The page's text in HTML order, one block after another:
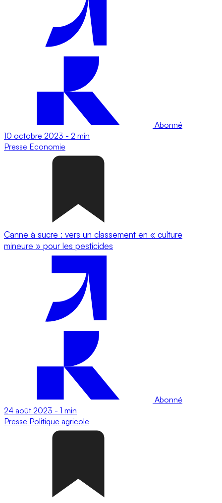
Abonné
10 octobre 2023 - 2 min
Presse Economie
Canne à sucre : vers un classement en « culture
mineure » pour les pesticides
Abonné
24 août 2023 - 1 min
Presse Politique agricole